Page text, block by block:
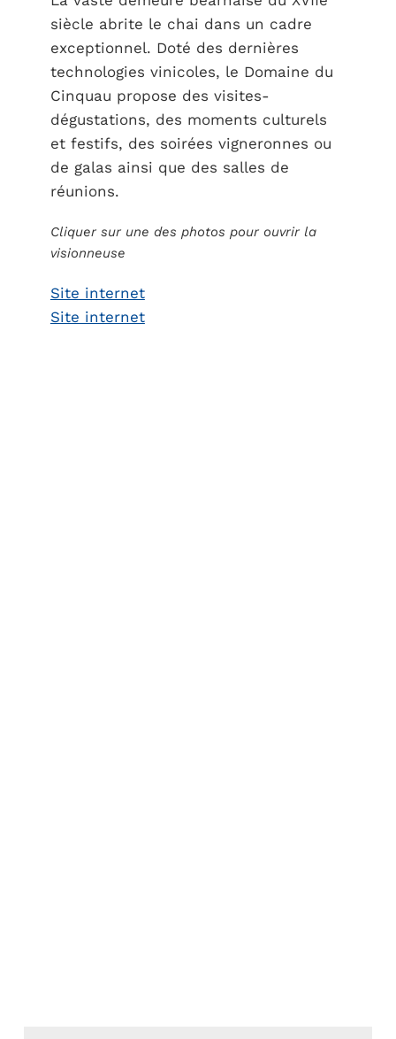
siècle abrite le chai dans un cadre
exceptionnel. Doté des dernières
technologies vinicoles, le Domaine du
Cinquau propose des visites-
dégustations, des moments culturels
et festifs, des soirées vigneronnes ou
de galas ainsi que des salles de
réunions.
Cliquer sur une des photos pour ouvrir la
visionneuse
Site internet
Site internet